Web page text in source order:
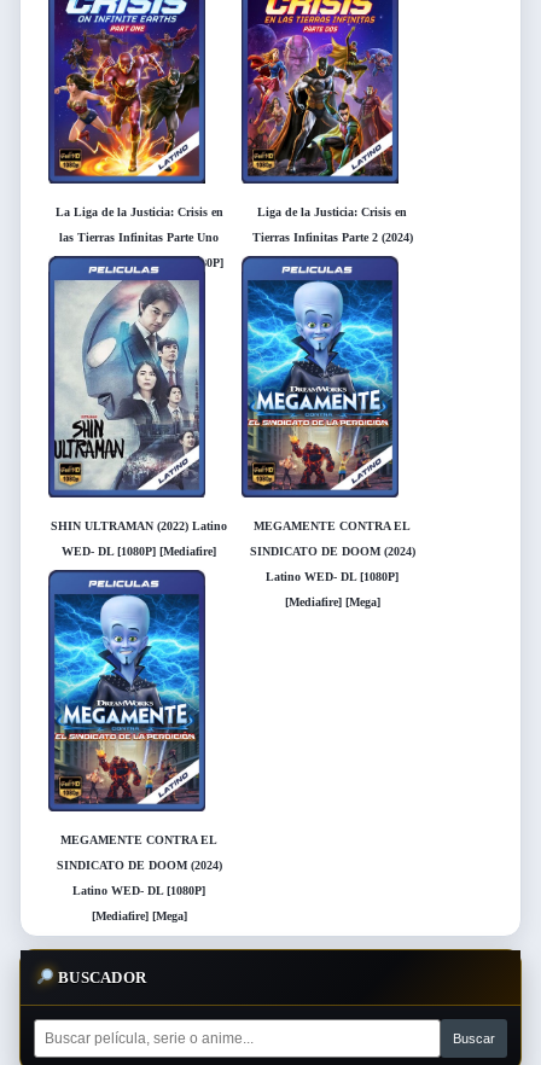
La Liga de la Justicia: Crisis en
las Tierras Infinitas Parte Uno
(2024) Latino WED- DL [1080P]
[Mediafire] [Mega]
Liga de la Justicia: Crisis en
Tierras Infinitas Parte 2 (2024)
Latino WED- DL [1080P]
[Mediafire] [Mega]
SHIN ULTRAMAN (2022) Latino
WED- DL [1080P] [Mediafire]
[Mega]
MEGAMENTE CONTRA EL
SINDICATO DE DOOM (2024)
Latino WED- DL [1080P]
[Mediafire] [Mega]
MEGAMENTE CONTRA EL
SINDICATO DE DOOM (2024)
Latino WED- DL [1080P]
[Mediafire] [Mega]
BUSCADOR